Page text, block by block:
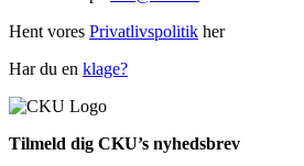
Hent vores Privatlivspolitik her
Har du en klage?
Tilmeld dig CKU’s nyhedsbrev